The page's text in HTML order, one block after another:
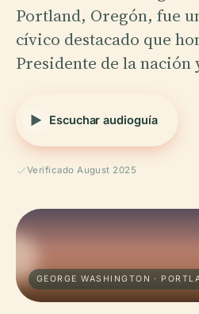
Portland, Oregón, fue
cívico destacado que
Presidente de la
Escuchar audioguía
Verificado August 2025
GEORGE WASHINGTON ·